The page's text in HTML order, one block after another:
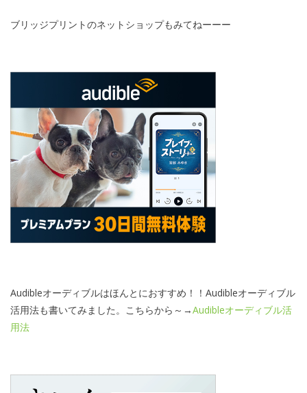
ブリッジプリントのネットショップもみてねーーー
Audibleオーディブルはほんとにおすすめ！！Audibleオーディブル
活用法も書いてみました。こちらから～→Audibleオーディブル活
用法